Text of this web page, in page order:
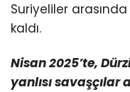
Suriyeliler
kaldı.
Nisan 2025’te,
yanlısı savaşçılar